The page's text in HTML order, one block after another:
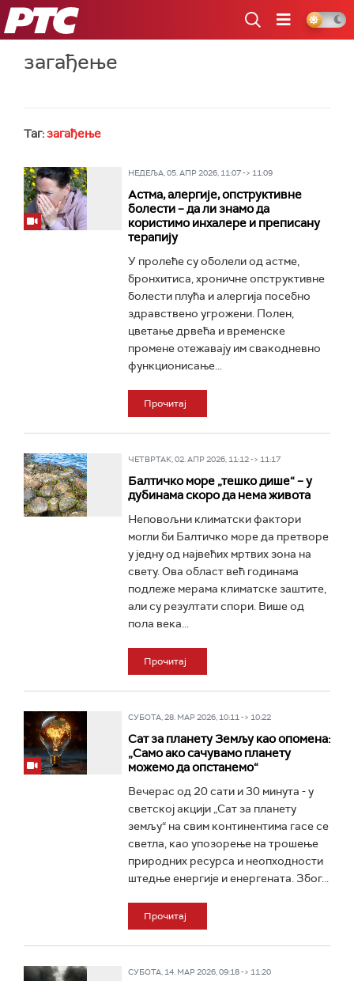
РТС
загађење
Таг: загађење
НЕДЕЉА, 05. АПР 2026, 11:07 -> 11:09
Астма, алергије, опструктивне
болести – да ли знамо да
користимо инхалере и преписану
терапију
У пролеће су оболели од астме,
бронхитиса, хроничне опструктивне
болести плућа и алергија посебно
здравствено угрожени. Полен,
цветање дрвећа и временске
промене отежавају им свакодневно
функционисање...
Прочитај
ЧЕТВРТАК, 02. АПР 2026, 11:12 -> 11:17
Балтичко море „тешко дише“ – у
дубинама скоро да нема живота
Неповољни климатски фактори
могли би Балтичко море да претворе
у једну од највећих мртвих зона на
свету. Ова област већ годинама
подлеже мерама климатске заштите,
али су резултати спори. Више од
пола века...
Прочитај
СУБОТА, 28. МАР 2026, 10:11 -> 10:22
Сат за планету Земљу као опомена:
„Само ако сачувамо планету
можемо да опстанемо“
Вечерас од 20 сати и 30 минута - у
светској акцији „Сат за планету
земљу“ на свим континентима гасе се
светла, као упозорење на трошење
природних ресурса и неопходности
штедње енергије и енергената. Због...
Прочитај
СУБОТА, 14. МАР 2026, 09:18 -> 11:20